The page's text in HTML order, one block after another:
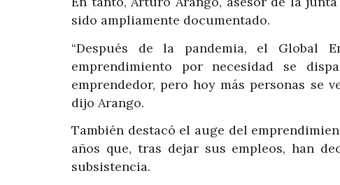
sido ampliamente documentado.
“Después de la pandemia, el Global
emprendimiento por necesidad se
emprendedor, pero hoy más personas se
dijo Arango.
También destacó el auge del
años que, tras dejar sus empleos, han
subsistencia.